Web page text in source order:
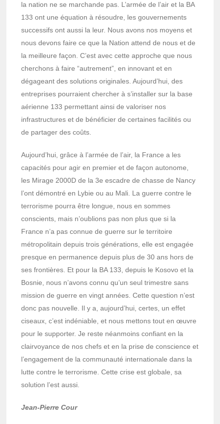
la nation ne se marchande pas. L’armée de l’air et la BA
133 ont une équation à résoudre, les gouvernements
successifs ont aussi la leur. Nous avons nos moyens et
nous devons faire ce que la Nation attend de nous et de
la meilleure façon. C’est avec cette approche que nous
cherchons à faire “autrement”, en innovant et en
dégageant des solutions originales. Aujourd’hui, des
entreprises pourraient chercher à s’installer sur la base
aérienne 133 permettant ainsi de valoriser nos
infrastructures et de bénéficier de certaines facilités ou
de partager des coûts.
Aujourd’hui, grâce à l’armée de l’air, la France a les
capacités pour agir en premier et de façon autonome,
les Mirage 2000D de la 3e escadre de chasse de Nancy
l’ont démontré en Lybie ou au Mali. La guerre contre le
terrorisme pourra être longue, nous en sommes
conscients, mais n’oublions pas non plus que si la
France n’a pas connue de guerre sur le territoire
métropolitain depuis trois générations, elle est engagée
presque en permanence depuis plus de 30 ans hors de
ses frontières. Et pour la BA 133, depuis le Kosovo et la
Bosnie, nous n’avons connu qu’un seul trimestre sans
mission de guerre en vingt années. Cette question n’est
donc pas nouvelle. Il y a, aujourd’hui, certes, un effet
ciseaux, c’est indéniable, et nous mettons tout en œuvre
pour le supporter. Je reste néanmoins confiant en la
clairvoyance de nos chefs et en la prise de conscience et
l’engagement de la communauté internationale dans la
lutte contre le terrorisme. Cette crise est globale, sa
solution l’est aussi.
Jean-Pierre Cour